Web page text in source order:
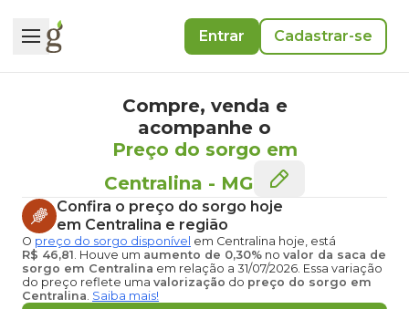
Entrar Cadastrar-se
Compre, venda e
acompanhe o
Preço do sorgo em
Centralina - MG
Confira o preço do sorgo hoje
em Centralina e região
O preço do sorgo disponível em Centralina hoje, está
R$ 46,81. Houve um aumento de 0,30% no valor da saca de
sorgo em Centralina em relação a 31/07/2026. Essa variação
do preço reflete uma valorização do preço do sorgo em
Centralina. Saiba mais!